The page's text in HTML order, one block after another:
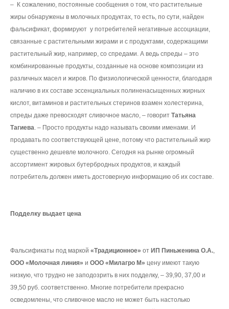
– К сожалению, постоянные сообщения о том, что растительные
жиры обнаружены в молочных продуктах, то есть, по сути, найден
фальсификат, формируют у потребителей негативные ассоциации,
связанные с растительными жирами и с продуктами, содержащими
растительный жир, например, со спредами. А ведь спреды – это
комбинированные продукты, созданные на основе композиции из
различных масел и жиров. По физиологической ценности, благодаря
наличию в их составе эссенциальных полиненасыщенных жирных
кислот, витаминов и растительных стеринов взамен холестерина,
спреды даже превосходят сливочное масло, – говорит Татьяна
Тагиева. – Просто продукты надо называть своими именами. И
продавать по соответствующей цене, потому что растительный жир
существенно дешевле молочного. Сегодня на рынке огромный
ассортимент жировых бутербродных продуктов, и каждый
потребитель должен иметь достоверную информацию об их составе.
Подделку выдает цена
Фальсификаты под маркой «Традиционное» от ИП Пиньженина О.А.,
ООО «Молочная линия» и ООО «Милагро М» цену имеют такую
низкую, что трудно не заподозрить в них подделку, – 39,90, 37,00 и
39,50 руб. соответственно. Многие потребители прекрасно
осведомлены, что сливочное масло не может быть настолько